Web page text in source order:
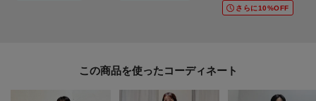
オンラインサイトの各アイテムにある「ハートマーク」をクリックして簡単
さらに10%OFF
この商品を使った